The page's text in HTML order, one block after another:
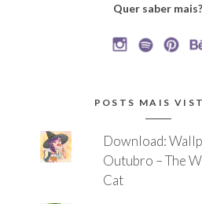
Quer saber mais?
POSTS MAIS
Download:
Outubro – The
Cat